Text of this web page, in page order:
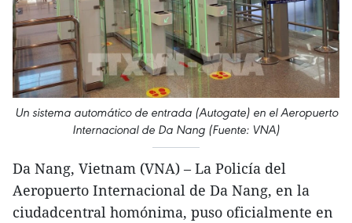
Un sistema automático de entrada (Autogate) en el Aeropuerto
Internacional de Da Nang (Fuente: VNA)
Da Nang, Vietnam (VNA) – La Policía del
Aeropuerto Internacional de Da Nang, en la
ciudadcentral homónima, puso oficialmente en